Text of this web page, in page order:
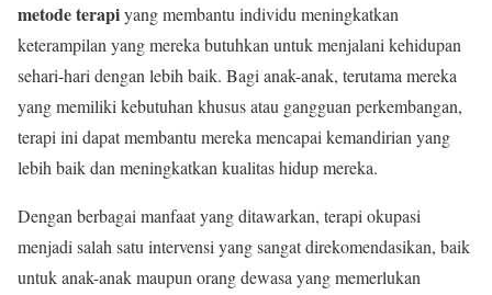
metode terapiyang membantu individu meningkatkan
keterampilan yang mereka butuhkan untuk menjalani kehidupan
sehari-hari dengan lebih baik. Bagi anak-anak, terutama mereka
yang memiliki kebutuhan khusus atau gangguan perkembangan,
terapi ini dapat membantu mereka mencapai kemandirian yang
lebih baik dan meningkatkan kualitas hidup mereka.
Dengan berbagai manfaat yang ditawarkan, terapi okupasi
menjadi salah satu intervensi yang sangat direkomendasikan, baik
untuk anak-anak maupun orang dewasa yang memerlukan